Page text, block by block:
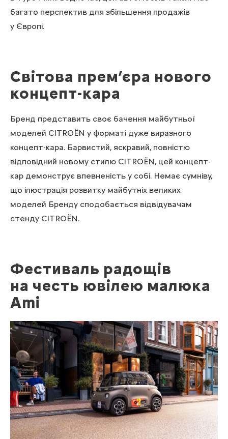
багато перспектив для збільшення продажів
у Європі.
Світова прем’єра нового
концепт-кара
Бренд представить своє бачення майбутньої
моделей CITROЁN у форматі дуже виразного
концепт-кара. Барвистий, яскравий, повністю
відповідний новому стилю CITROЁN, цей концепт-
кар демонструє впевненість у собі. Немає сумніву,
що ілюстрація розвитку майбутніх великих
моделей Бренду сподобається відвідувачам
стенду CITROЁN.
Фестиваль радощів
на честь ювілею малюка
Ami